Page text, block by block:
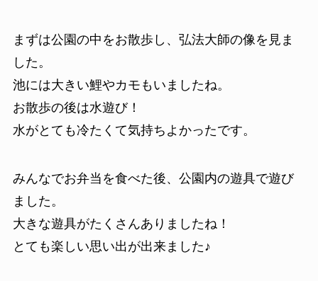
まずは公園の中をお散歩し、弘法大師の像を見ま
した。
池には大きい鯉やカモもいましたね。
お散歩の後は水遊び！
水がとても冷たくて気持ちよかったです。
みんなでお弁当を食べた後、公園内の遊具で遊び
ました。
大きな遊具がたくさんありましたね！
とても楽しい思い出が出来ました♪